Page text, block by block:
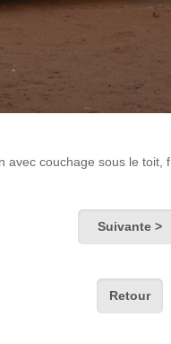
couchage sous le toit,
Suivante >
Retour